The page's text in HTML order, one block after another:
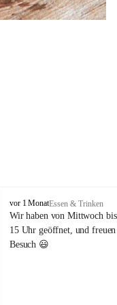
B
u
s
c
vor 1 MonatEssen & Trinken
Wir haben von Mittwoch
15 Uhr geöffnet, und
Besuch 😃